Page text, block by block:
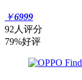
￥6999
92人评分
79%好评